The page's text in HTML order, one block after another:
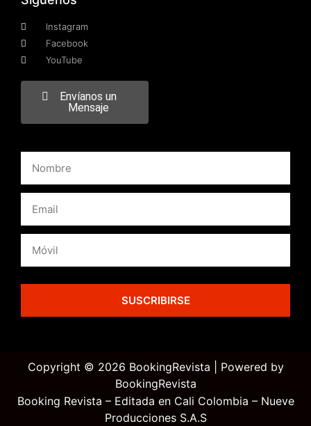
Instagram
Facebook
YouTube
Envíanos un
Mensaje
SUSCRIBIRSE
Copyright © 2026 BookingRevista | Powered by
BookingRevista
Booking Revista – Editada en Cali Colombia – Nueve
Producciones S.A.S